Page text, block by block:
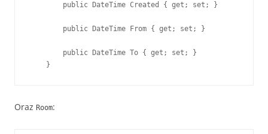
        public DateTime Created { get; set; }
        public DateTime From { get; set; }
        public DateTime To { get; set; }
    }
Oraz Room: